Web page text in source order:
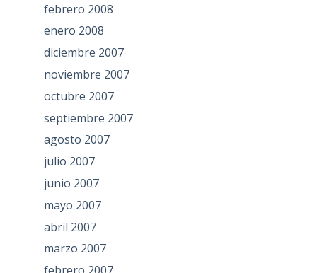
febrero 2008
enero 2008
diciembre 2007
noviembre 2007
octubre 2007
septiembre 2007
agosto 2007
julio 2007
junio 2007
mayo 2007
abril 2007
marzo 2007